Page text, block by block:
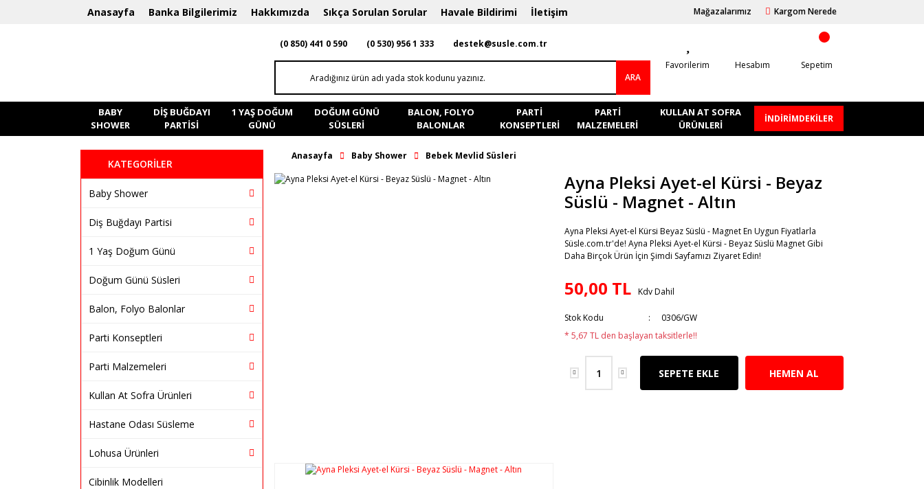
Anasayfa Banka Bilgilerimiz Hakkımızda Sıkça Sorulan Sorular Havale Bildirimi İletişim Mağazalarımız Kargom Nerede
(0 850) 441 0 590 (0 530) 956 1 333 destek@susle.com.tr
ARA
Favorilerim Hesabım Sepetim
BABY
SHOWER
DIŞ BUĞDAYI
PARTISI
1 YAŞ DOĞUM
GÜNÜ
DOĞUM GÜNÜ
SÜSLERI
BALON, FOLYO
BALONLAR
PARTI
KONSEPTLERI
PARTI
MALZEMELERI
KULLAN AT SOFRA
ÜRÜNLERI
İNDİRİMDEKİLER
KATEGORİLER
Baby Shower
Diş Buğdayı Partisi
1 Yaş Doğum Günü
Doğum Günü Süsleri
Balon, Folyo Balonlar
Parti Konseptleri
Parti Malzemeleri
Kullan At Sofra Ürünleri
Hastane Odası Süsleme
Lohusa Ürünleri
Cibinlik Modelleri
Anasayfa Baby Shower Bebek Mevlid Süsleri
Ayna Pleksi Ayet-el Kürsi - Beyaz
Süslü - Magnet - Altın
Ayna Pleksi Ayet-el Kürsi Beyaz Süslü - Magnet En Uygun Fiyatlarla
Süsle.com.tr'de! Ayna Pleksi Ayet-el Kürsi - Beyaz Süslü Magnet Gibi
Daha Birçok Ürün İçin Şimdi Sayfamızı Ziyaret Edin!
50,00 TL Kdv Dahil
Stok Kodu
0306/GW
* 5,67 TL den başlayan taksitlerle!!
SEPETE EKLE HEMEN AL